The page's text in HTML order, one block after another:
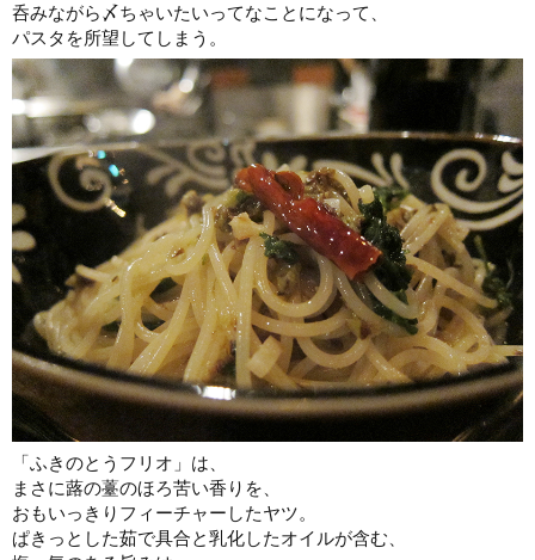
呑みながら〆ちゃいたいってなことになって、
パスタを所望してしまう。
「ふきのとうフリオ」は、
まさに蕗の薹のほろ苦い香りを、
おもいっきりフィーチャーしたヤツ。
ぱきっとした茹で具合と乳化したオイルが含む、